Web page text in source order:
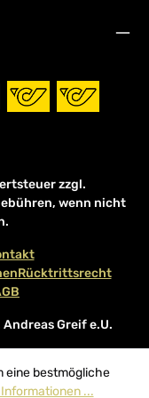
zzgl.
wenn nicht
Greif e.U.
Rücktrittsrecht
eine bestmögliche
...